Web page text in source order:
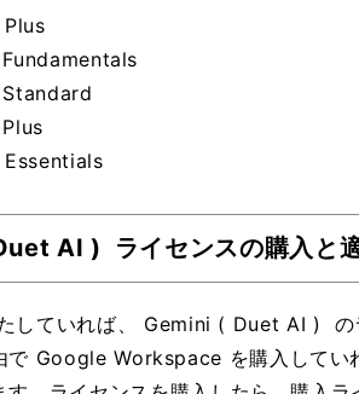
AI ) ライセンスの購入と
ていれば、 Gemini ( Duet AI ) の
で Google Workspace を購入してい